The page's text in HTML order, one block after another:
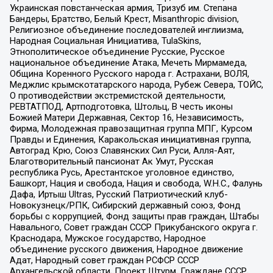
Украинская повстанческая армия, Тризуб им. Степана
Бандеры, Братство, Белый Крест, Misanthropic division,
Религиозное объединение последователей инглиизма,
Народная Социальная Инициатива, TulaSkins,
Этнополитическое объединение Русские, Русское
национальное объединение Атака, Мечеть Мирмамеда,
Община Коренного Русского народа г. Астрахани, ВОЛЯ,
Меджлис крымскотатарского народа, Рубеж Севера, ТОЙС,
О противодействии экстремистской деятельности,
РЕВТАТПОД, Артподготовка, Штольц, В честь иконы
Божией Матери Державная, Сектор 16, Независимость,
Фирма, Молодежная правозащитная группа МПГ, Курсом
Правды и Единения, Каракольская инициативная группа,
Автоград Крю, Союз Славянских Сил Руси, Алля-Аят,
Благотворительный пансионат Ак Умут, Русская
республика Русь, Арестантское уголовное единство,
Башкорт, Нация и свобода, Нация и свобода, W.H.С., Фалунь
Дафа, Иртыш Ultras, Русский Патриотический клуб-
Новокузнецк/РПК, Сибирский державный союз, Фонд
борьбы с коррупцией, Фонд защиты прав граждан, Штабы
Навального, Совет граждан СССР Прикубанского округа г.
Краснодара, Мужское государство, Народное
объединение русского движения, Народное движение
Адат, Народный совет граждан РСФСР СССР